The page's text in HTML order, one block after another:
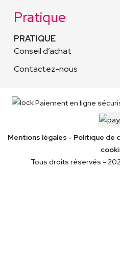
Pratique
PRATIQUE
Conseil d’achat
Contactez-nous
Paiement en ligne
Mentions légales - Politique de
Tous droits réservés -